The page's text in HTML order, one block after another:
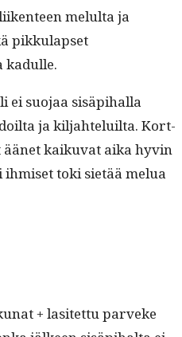
melul­ta ja
pikku­lapset
kadulle.
ei suo­jaa sisäpi­hal­la
ja kil­jahteluil­ta. Kort­
kaiku­vat aika hyvin
toki sietää melua
+ lasitet­tu parveke